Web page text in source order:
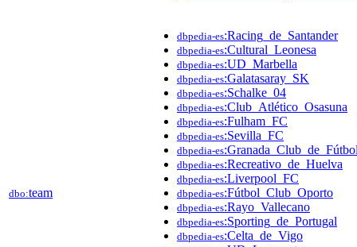
dbo:team
dbpedia-es:Racing_de_Santander
dbpedia-es:Cultural_Leonesa
dbpedia-es:UD_Marbella
dbpedia-es:Galatasaray_SK
dbpedia-es:Schalke_04
dbpedia-es:Club_Atlético_Osasuna
dbpedia-es:Fulham_FC
dbpedia-es:Sevilla_FC
dbpedia-es
dbpedia-es:Recreativo_de_Huelva
dbpedia-es:Liverpool_FC
dbpedia-es:Fútbol_Club_Oporto
dbpedia-es:Rayo_Vallecano
dbpedia-es:Sporting_de_Portugal
dbpedia-es:Celta_de_Vigo